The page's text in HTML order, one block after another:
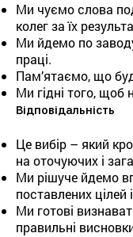
Ми чуємо слова
колег за їх
Ми йдемо по
праці.
Пам’ятаємо, що
Ми гідні того,
Відповідальність
Це вибір – який
на оточуючих і
Ми рішуче йдемо
поставлених цілей
Ми готові
правильні